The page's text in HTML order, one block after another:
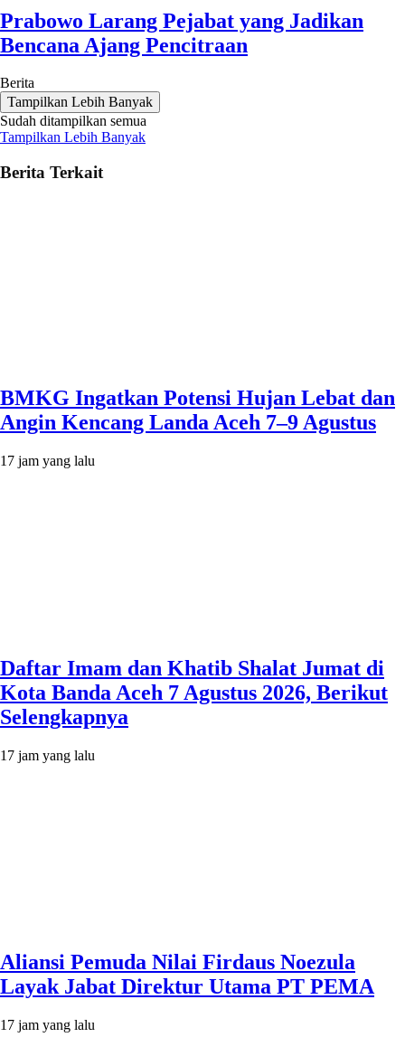
Prabowo Larang Pejabat yang Jadikan
Bencana Ajang Pencitraan
Berita
Tampilkan Lebih Banyak
Sudah ditampilkan semua
Tampilkan Lebih Banyak
Berita Terkait
BMKG Ingatkan Potensi Hujan Lebat dan
Angin Kencang Landa Aceh 7–9 Agustus
17 jam yang lalu
Daftar Imam dan Khatib Shalat Jumat di
Kota Banda Aceh 7 Agustus 2026, Berikut
Selengkapnya
17 jam yang lalu
Aliansi Pemuda Nilai Firdaus Noezula
Layak Jabat Direktur Utama PT PEMA
17 jam yang lalu